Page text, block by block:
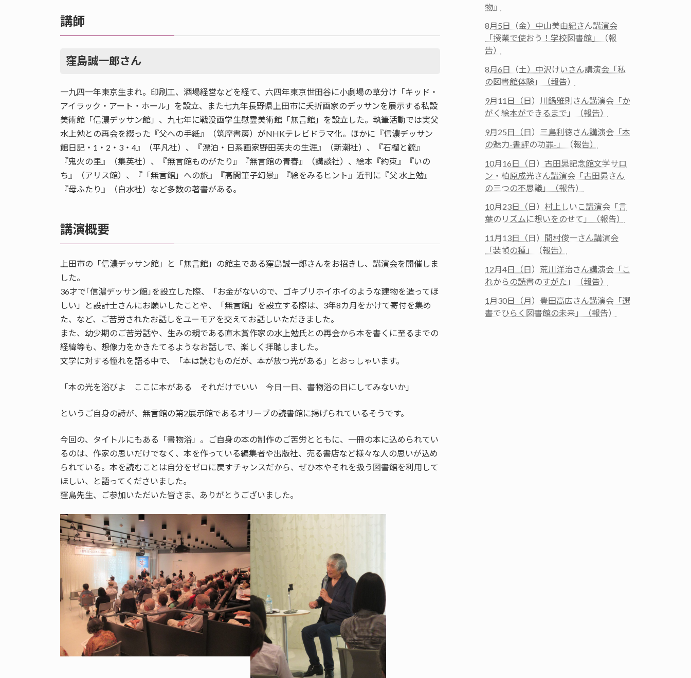
講師
窪島誠一郎さん
一九四一年東京生まれ。印刷工、酒場経営などを経て、六四年東京世田谷に小劇場の草分け「キッド・
アイラック・アート・ホール」を設立、また七九年長野県上田市に夭折画家のデッサンを展示する私設
美術館「信濃デッサン館」、九七年に戦没画学生慰霊美術館「無言館」を設立した。執筆活動では実父
水上勉との再会を綴った『父への手紙』（筑摩書房）がNHKテレビドラマ化。ほかに『信濃デッサン
館日記・1・2・3・4』（平凡社）、『漂泊・日系画家野田英夫の生涯』（新潮社）、『石榴と銃』
『鬼火の里』（集英社）、『無言館ものがたり』『無言館の青春』（講談社）、絵本『約束』『いの
ち』（アリス館）、『「無言館」への旅』『高間筆子幻景』『絵をみるヒント』近刊に『父 水上勉』
『母ふたり』（白水社）など多数の著書がある。
講演概要
上田市の「信濃デッサン館」と「無言館」の館主である窪島誠一郎さんをお招きし、講演会を開催しま
した。
36才で｢信濃デッサン館｣を設立した際、「お金がないので、ゴキブリホイホイのような建物を造ってほ
しい」と設計士さんにお願いしたことや、「無言館」を設立する際は、3年8カ月をかけて寄付を集め
た、など、ご苦労されたお話しをユーモアを交えてお話しいただきました。
また、幼少期のご苦労話や、生みの親である直木賞作家の水上勉氏との再会から本を書くに至るまでの
経緯等も、想像力をかきたてるようなお話しで、楽しく拝聴しました。
文学に対する憧れを語る中で、「本は読むものだが、本が放つ光がある」とおっしゃいます。
「本の光を浴びよ ここに本がある それだけでいい 今日一日、書物浴の日にしてみないか」
というご自身の詩が、無言館の第2展示館であるオリーブの読書館に掲げられているそうです。
今回の、タイトルにもある「書物浴」。ご自身の本の制作のご苦労とともに、一冊の本に込められてい
るのは、作家の思いだけでなく、本を作っている編集者や出版社、売る書店など様々な人の思いが込め
られている。本を読むことは自分をゼロに戻すチャンスだから、ぜひ本やそれを扱う図書館を利用して
ほしい、と語ってくださいました。
窪島先生、ご参加いただいた皆さま、ありがとうございました。
物』
8月5日（金）中山美由紀さん講演会
「授業で使おう！学校図書館」（報
告）
8月6日（土）中沢けいさん講演会「私
の図書館体験」（報告）
9月11日（日）川鍋雅則さん講演会「か
がく絵本ができるまで」（報告）
9月25日（日）三島利徳さん講演会「本
の魅力-書評の功罪-」（報告）
10月16日（日）古田晁記念館文学サロ
ン・柏原成光さん講演会「古田晁さん
の三つの不思議」（報告）
10月23日（日）村上しいこ講演会「言
葉のリズムに想いをのせて」（報告）
11月13日（日）間村俊一さん講演会
「装幀の種」（報告）
12月4日（日）荒川洋治さん講演会「こ
れからの読書のすがた」（報告）
1月30日（月）豊田高広さん講演会「選
書でひらく図書館の未来」（報告）